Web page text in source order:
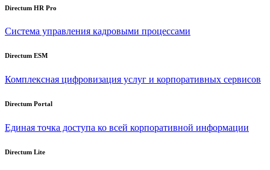
Directum HR Pro
Система управления кадровыми процессами
Directum ESM
Комплексная цифровизация услуг и корпоративных сервисов
Directum Portal
Единая точка доступа ко всей корпоративной информации
Directum Lite